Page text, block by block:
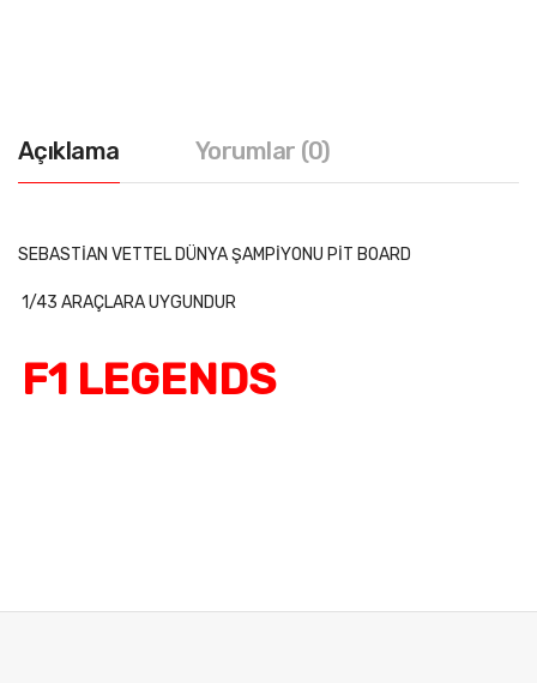
Açıklama Yorumlar (0)
SEBASTİAN VETTEL DÜNYA ŞAMPİYONU PİT BOARD
1/43 ARAÇLARA UYGUNDUR
F1 LEGENDS